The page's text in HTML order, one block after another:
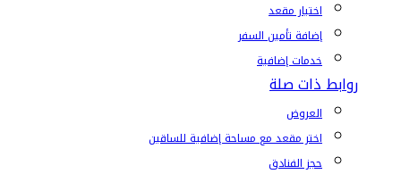
اختيار مقعد
إضافة تأمين السفر
خدمات إضافية
روابط ذات صلة
العروض
اختر مقعد مع مساحة إضافية للساقين
حجز الفنادق